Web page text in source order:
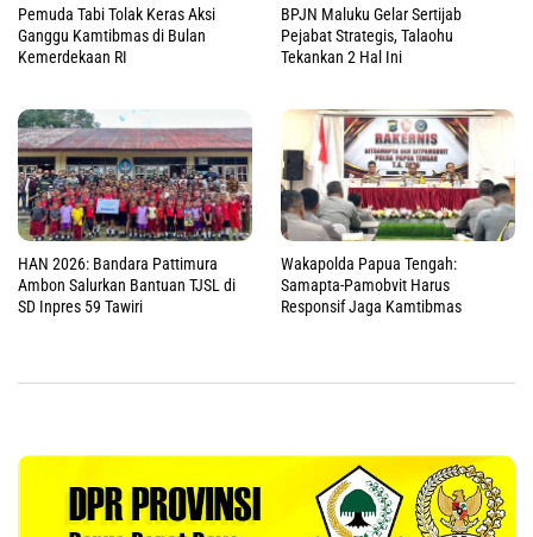
Pemuda Tabi Tolak Keras Aksi
Ganggu Kamtibmas di Bulan
Kemerdekaan RI
BPJN Maluku Gelar Sertijab
Pejabat Strategis, Talaohu
Tekankan 2 Hal Ini
HAN 2026: Bandara Pattimura
Ambon Salurkan Bantuan TJSL di
SD Inpres 59 Tawiri
Wakapolda Papua Tengah:
Samapta-Pamobvit Harus
Responsif Jaga Kamtibmas